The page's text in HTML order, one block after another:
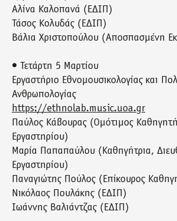
Αλίνα Καλοπανά (ΕΔΙΠ)
Τάσος Κολυδάς (ΕΔΙΠ)
Βάλια Χριστοπούλου (Αποσπασμένη
• Τετάρτη 5 Μαρτίου
Εργαστήριο Εθνομουσικολογίας και
Ανθρωπολογίας
https://ethnolab.music.uoa.gr
Παύλος Κάβουρας (Ομότιμος
Εργαστηρίου)
Μαρία Παπαπαύλου (Καθηγήτρια,
Εργαστηρίου)
Παναγιώτης Πούλος (Επίκουρος
Νικόλαος Πουλάκης (ΕΔΙΠ)
Ιωάννης Βαλιάντζας (ΕΔΙΠ)